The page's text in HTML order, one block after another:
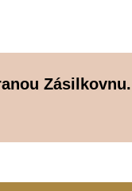
Zásilkovnu.